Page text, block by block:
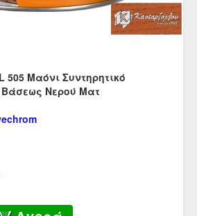
505 Μαόνι Συντηρητικό
Νερού Ματ